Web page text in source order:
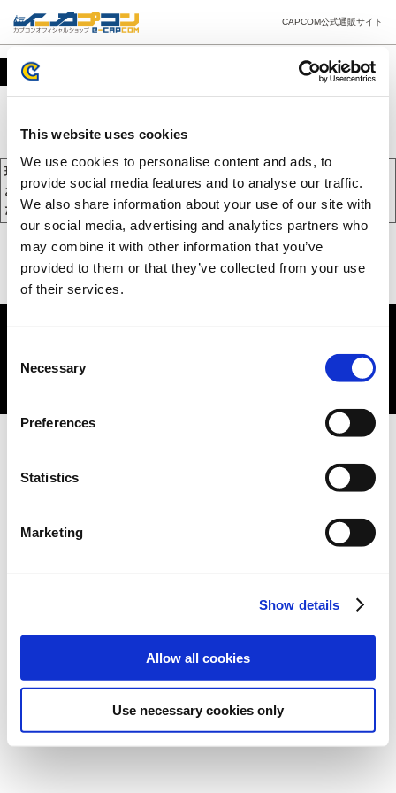
This website uses cookies
We use cookies to personalise content and ads, to
provide social media features and to analyse our traffic.
We also share information about your use of our site with
our social media, advertising and analytics partners who
may combine it with other information that you’ve
provided to them or that they’ve collected from your use
of their services.
Selection
Necessary
Preferences
Statistics
Marketing
Show details
Allow all cookies
Use necessary cookies only
CAPCOM公式通販サイト
カート
現在、カートには商品が入っておりません。
お買い物を続けるには下の 「お買い物を続ける」 をクリックしてく
ださい。